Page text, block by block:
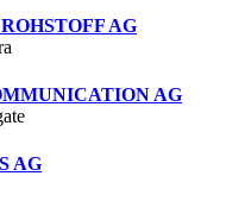
AG
AG
AG